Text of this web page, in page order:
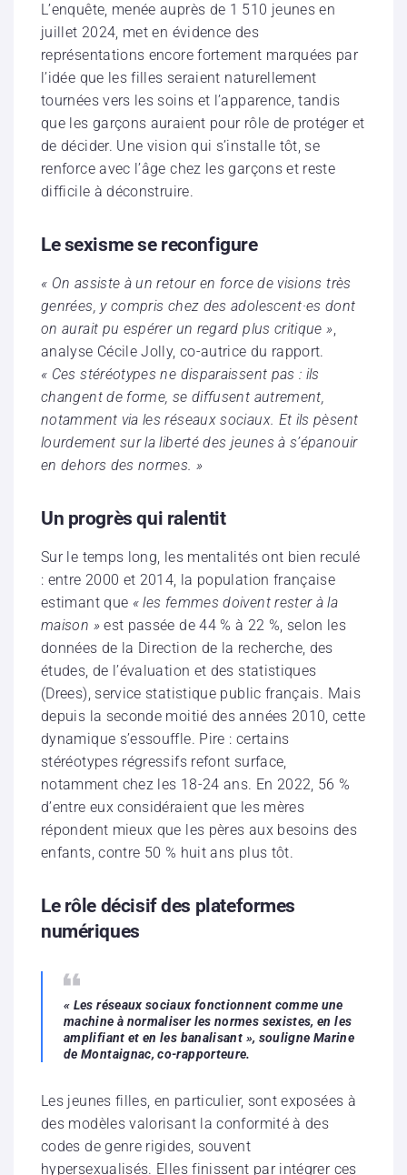
L’enquête, menée auprès de 1 510 jeunes en
juillet 2024, met en évidence des
représentations encore fortement marquées par
l’idée que les filles seraient naturellement
tournées vers les soins et l’apparence, tandis
que les garçons auraient pour rôle de protéger et
de décider. Une vision qui s’installe tôt, se
renforce avec l’âge chez les garçons et reste
difficile à déconstruire.
Le sexisme se reconfigure
« On assiste à un retour en force de visions très
genrées, y compris chez des adolescent·es dont
on aurait pu espérer un regard plus critique »,
analyse Cécile Jolly, co-autrice du rapport.
« Ces stéréotypes ne disparaissent pas : ils
changent de forme, se diffusent autrement,
notamment via les réseaux sociaux. Et ils pèsent
lourdement sur la liberté des jeunes à s’épanouir
en dehors des normes. »
Un progrès qui ralentit
Sur le temps long, les mentalités ont bien reculé
: entre 2000 et 2014, la population française
estimant que « les femmes doivent rester à la
maison »est passée de 44 % à 22 %, selon les
données de la Direction de la recherche, des
études, de l’évaluation et des statistiques
(Drees), service statistique public français. Mais
depuis la seconde moitié des années 2010, cette
dynamique s’essouffle. Pire : certains
stéréotypes régressifs refont surface,
notamment chez les 18-24 ans. En 2022, 56 %
d’entre eux considéraient que les mères
répondent mieux que les pères aux besoins des
enfants, contre 50 % huit ans plus tôt.
Le rôle décisif des plateformes
numériques
« Les réseaux sociaux fonctionnent comme une
machine à normaliser les normes sexistes, en les
amplifiant et en les banalisant », souligne Marine
de Montaignac, co-rapporteure.
Les jeunes filles, en particulier, sont exposées à
des modèles valorisant la conformité à des
codes de genre rigides, souvent
hypersexualisés. Elles finissent par intégrer ces